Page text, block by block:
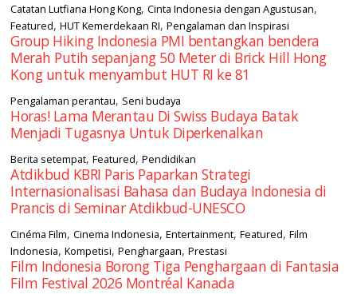
Catatan Lutfiana Hong Kong,Cinta Indonesia dengan Agustusan,
Featured,HUT Kemerdekaan RI,Pengalaman dan Inspirasi
Group Hiking Indonesia PMI bentangkan bendera
Merah Putih sepanjang 50 Meter di Brick Hill Hong
Kong untuk menyambut HUT RI ke 81
Pengalaman perantau, Seni budaya
Horas! Lama Merantau Di Swiss Budaya Batak
Menjadi Tugasnya Untuk Diperkenalkan
Berita setempat,Featured,Pendidikan
Atdikbud KBRI Paris Paparkan Strategi
Internasionalisasi Bahasa dan Budaya Indonesia di
Prancis di Seminar Atdikbud-UNESCO
Cinéma Film,Cinema Indonesia,Entertainment,Featured,Film
Indonesia,Kompetisi,Penghargaan,Prestasi
Film Indonesia Borong Tiga Penghargaan di Fantasia
Film Festival 2026 Montréal Kanada